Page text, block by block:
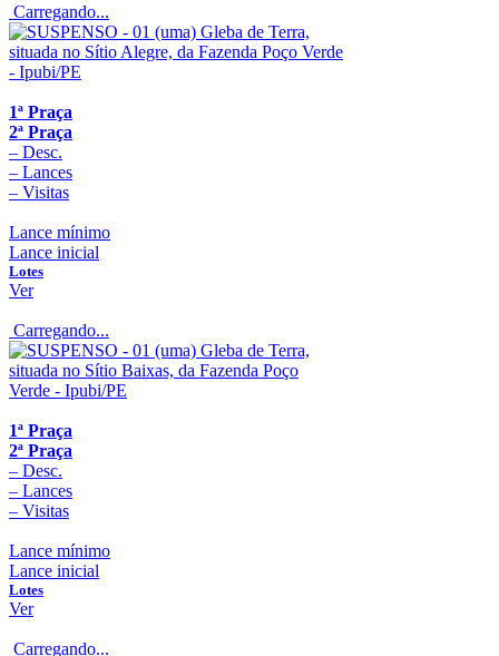
Carregando...
1ª Praça
2ª Praça
– Desc.
– Lances
– Visitas
Lance mínimo
Lance inicial
Lotes
Ver
Carregando...
1ª Praça
2ª Praça
– Desc.
– Lances
– Visitas
Lance mínimo
Lance inicial
Lotes
Ver
Carregando...